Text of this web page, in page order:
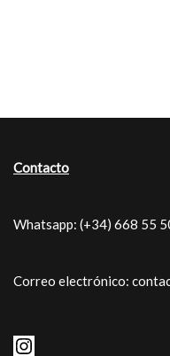
Contacto
Whatsapp: (+34) 668 55
Correo electrónico: